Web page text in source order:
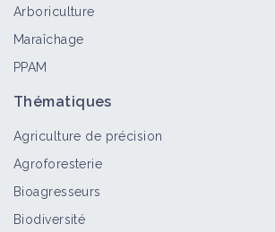
Arboriculture
Maraîchage
PPAM
Thématiques
Agriculture de précision
Agroforesterie
Bioagresseurs
Biodiversité